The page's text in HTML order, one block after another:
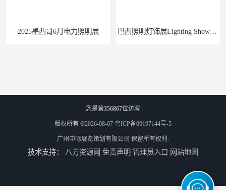
2025墨西哥6月电力照明展 巴西照明灯饰展Lighting Show 2025
您是第356867位访客
版权所有 ©2026-08-07 粤ICP备09197144号-5
广州中际展览策划有限公司 保留所有权利.
技术支持： 八方资源网 免责声明 管理员入口 网站地图